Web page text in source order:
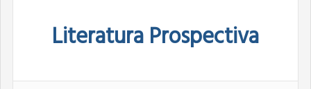
Literatura Prospectiva